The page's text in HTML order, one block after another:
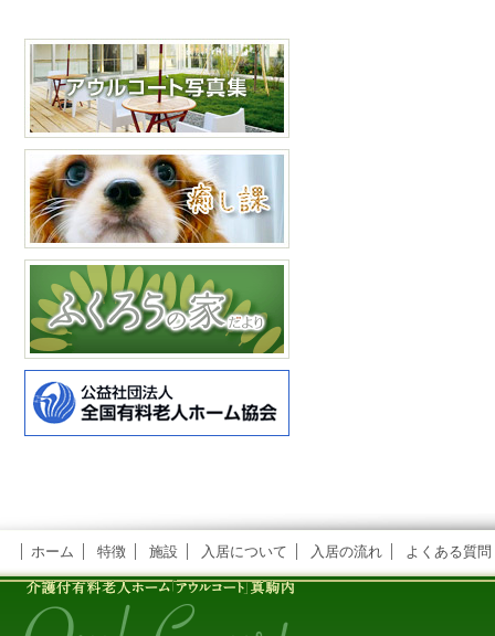
ホーム 特徴 施設 入居について 入居の流れ よくある質問